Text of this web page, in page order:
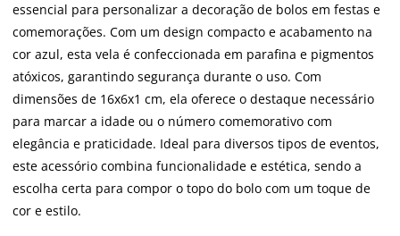
essencial para personalizar a decoração de bolos em festas e
comemorações. Com um design compacto e acabamento na
cor azul, esta vela é confeccionada em parafina e pigmentos
atóxicos, garantindo segurança durante o uso. Com
dimensões de 16x6x1 cm, ela oferece o destaque necessário
para marcar a idade ou o número comemorativo com
elegância e praticidade. Ideal para diversos tipos de eventos,
este acessório combina funcionalidade e estética, sendo a
escolha certa para compor o topo do bolo com um toque de
cor e estilo.